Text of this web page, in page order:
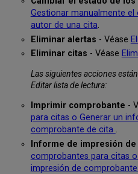
Gestionar manualmente
autor de una cita.
Eliminar alertas - Véase
Eliminar citas - Véase
Las siguientes acciones
Editar lista de lectura:
Imprimir comprobante -
para citas o Generar un
comprobante de cita .
Informe de impresión
comprobantes para citas
impresión de